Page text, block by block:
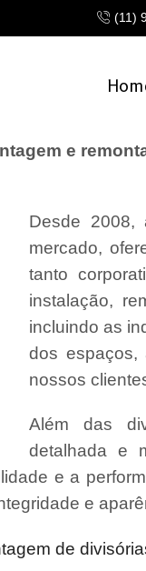
(11)
e
Desde 2008,
mercado,
tanto
instalação,
incluindo as
dos espaços,
nossos
Além das
detalhada e
e a
e
de